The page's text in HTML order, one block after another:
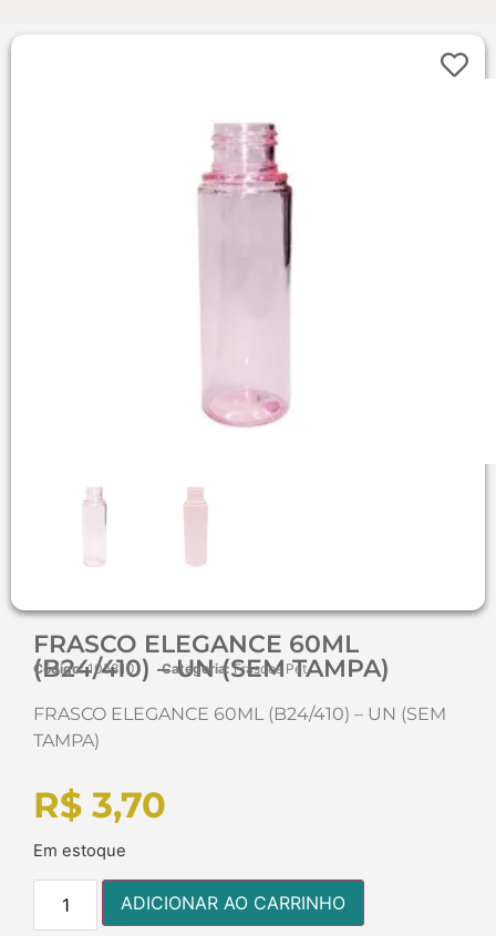
FRASCO ELEGANCE 60ML
(B24/410) – UN (SEM TAMPA)
Código:105310 Categoria: Frascos Pet
FRASCO ELEGANCE 60ML (B24/410) – UN (SEM
TAMPA)
R$ 3,70
Em estoque
ADICIONAR AO CARRINHO